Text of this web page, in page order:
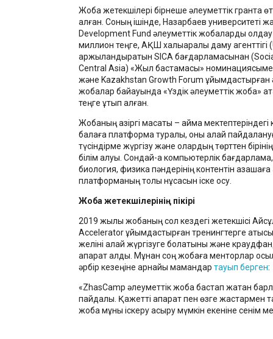
Жоба жетекшілері бірнеше әлеуметтік грантқа
алған. Соның ішінде, Назарбаев университеті
Development Fund әлеуметтік жобаларды қолдау
миллион теңге, АҚШ халықаралық даму агенттігі
қаржыландыратын SICA бағдарламасынан
Central Asia) «Жыл бастамасы»
және Kazakhstan Growth Forum ұйымдастырған
жобалар байқауында «Үздік әлеуметтік жоба»
теңге ұтып алған.
Жобаның қазіргі мақсаты – аймақ мектептеріндегі
балаға платформа туралы, оны қалай
түсіндірме жүргізу және олардың төрттен
білім алуы. Сондай-ақ компьютерлік
биология, физика пәндерінің контентін
платформаның толық нұсқасын іске қосу.
Жоба жетекшілерінің пікірі
2019 жылы жобаның сол кездегі жетекшісі
Accelerator ұйымдастырған тренингтерге
желіні қалай жүргізуге болатыны және
ақпарат алды. Мұнан соң жобаға менторлар
әрбір кезеңіне арнайы мамандар тауып берген:
«ZhasCamp әлеуметтік жоба бастап жатқан
пайдалы. Қажетті ақпарат пен өзге жастармен
жоба мұны іскеру асыру мүмкін екеніне сенім